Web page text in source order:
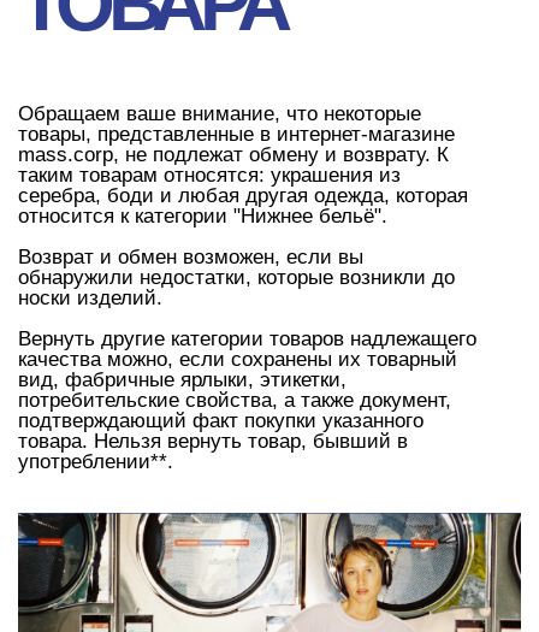
товары, представленные в интернет-магазине
mass.corp, не подлежат обмену и возврату. К
обнаружили недостатки, которые возникли до
носки изделий.
Вернуть другие категории товаров надлежащего
качества можно, если сохранены их товарный
вид, фабричные ярлыки, этикетки,
потребительские свойства, а также документ,
подтверждающий факт покупки указанного
товара. Нельзя вернуть товар, бывший в
употреблении**.
10%
оставьте свою почту и получите
на первый заказ
Я согласен(на) получать e-mail рассылку
Подписаться